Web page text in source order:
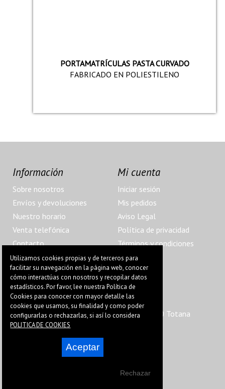
PORTAMATRÍCULAS PASTA CURVADO
FABRICADO EN POLIESTILENO
@ 2022 Pegatinas Ángulos Muertos
Apdo. Correos: 37
Calle Ciudad Real, 6 (Urb. La Charca), 30850 Totana
(Murcia)
630 715 572
info@publiauto.es
Información
Sobre nosotros
Envíos y devoluciones
Nuestro horario
Venta telefónica
Contacto
Localización
Mi cuenta
Iniciar sesión
Mis pedidos
Aviso Legal
Política de privacidad
Términos y condiciones
Utilizamos cookies propias y de terceros para
facilitar su navegación en la página web, conocer
cómo interactúas con nosotros y recopilar datos
estadísticos. Por favor, lee nuestra Política de
Cookies para conocer con mayor detalle las
cookies que usamos, su finalidad y como poder
configurarlas o rechazarlas, si así lo considera
POLITICA DE COOKIES
Aceptar
Rechazar